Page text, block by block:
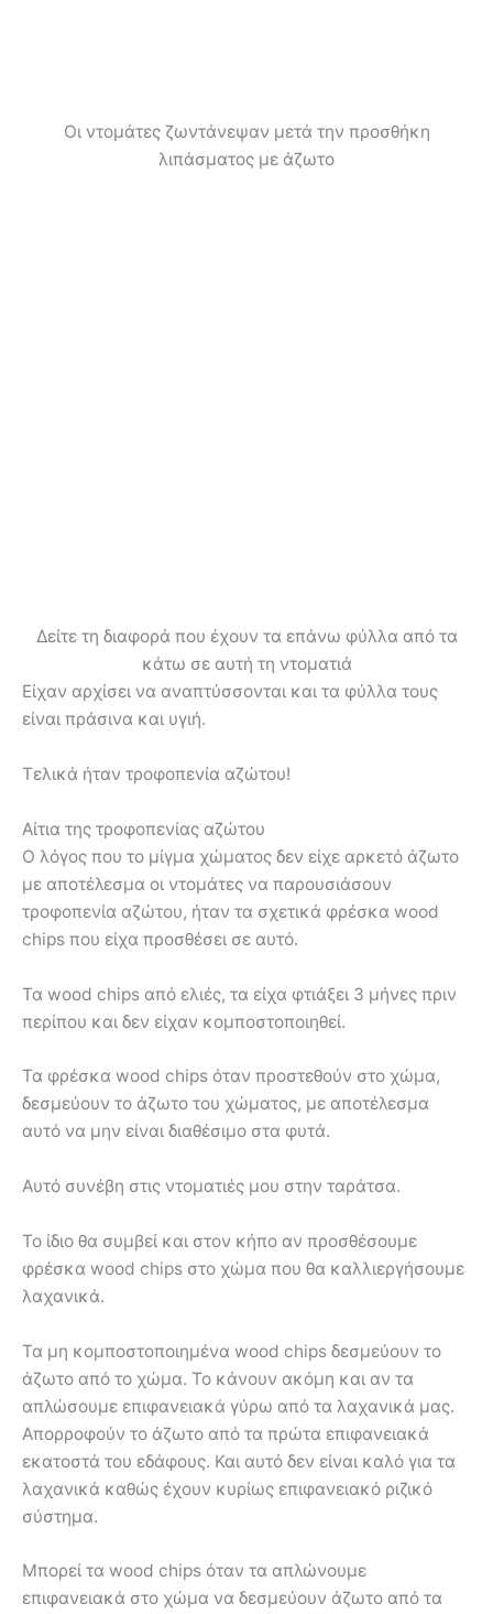
Οι ντομάτες ζωντάνεψαν μετά την προσθήκη
λιπάσματος με άζωτο
Δείτε τη διαφορά που έχουν τα επάνω φύλλα από τα
κάτω σε αυτή τη ντοματιά
Είχαν αρχίσει να αναπτύσσονται και τα φύλλα τους
είναι πράσινα και υγιή.
Τελικά ήταν τροφοπενία αζώτου!
Αίτια της τροφοπενίας αζώτου
Ο λόγος που το μίγμα χώματος δεν είχε αρκετό άζωτο
με αποτέλεσμα οι ντομάτες να παρουσιάσουν
τροφοπενία αζώτου, ήταν τα σχετικά φρέσκα wood
chips που είχα προσθέσει σε αυτό.
Τα wood chips από ελιές, τα είχα φτιάξει 3 μήνες πριν
περίπου και δεν είχαν κομποστοποιηθεί.
Τα φρέσκα wood chips όταν προστεθούν στο χώμα,
δεσμεύουν το άζωτο του χώματος, με αποτέλεσμα
αυτό να μην είναι διαθέσιμο στα φυτά.
Αυτό συνέβη στις ντοματιές μου στην ταράτσα.
Το ίδιο θα συμβεί και στον κήπο αν προσθέσουμε
φρέσκα wood chips στο χώμα που θα καλλιεργήσουμε
λαχανικά.
Τα μη κομποστοποιημένα wood chips δεσμεύουν το
άζωτο από το χώμα. Το κάνουν ακόμη και αν τα
απλώσουμε επιφανειακά γύρω από τα λαχανικά μας.
Απορροφούν το άζωτο από τα πρώτα επιφανειακά
εκατοστά του εδάφους. Και αυτό δεν είναι καλό για τα
λαχανικά καθώς έχουν κυρίως επιφανειακό ριζικό
σύστημα.
Μπορεί τα wood chips όταν τα απλώνουμε
επιφανειακά στο χώμα να δεσμεύουν άζωτο από τα